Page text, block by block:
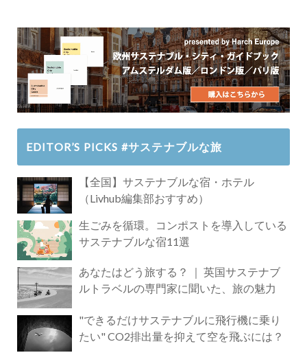
EDITOR’S PICKS #サステナブルな旅
【全国】サステナブルな宿・ホテル
（Livhub編集部おすすめ）
生ごみを循環。コンポストを導入している
サステナブルな宿11選
あなたはどう旅する？ ｜ 英国サステナブ
ルトラベルの専門家に聞いた、旅の魅力
"できるだけサステナブルに飛行機に乗り
たい" CO2排出量を抑えて空を飛ぶには？